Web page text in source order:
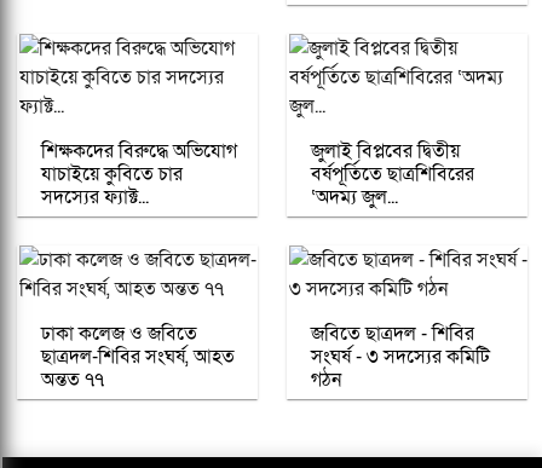
শিক্ষকদের বিরুদ্ধে অভিযোগ
যাচাইয়ে কুবিতে চার
সদস্যের ফ্যাক্ট...
জুলাই বিপ্লবের দ্বিতীয়
বর্ষপূর্তিতে ছাত্রশিবিরের
‘অদম্য জুল...
ঢাকা কলেজ ও জবিতে
ছাত্রদল-শিবির সংঘর্ষ, আহত
অন্তত ৭৭
জবিতে ছাত্রদল - শিবির
সংঘর্ষ - ৩ সদস্যের কমিটি
গঠন